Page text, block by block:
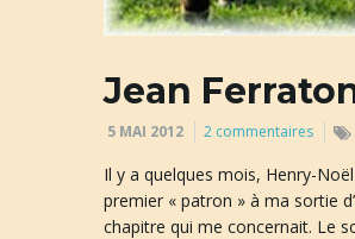
Jean
5 MAI 2012 2 commentaires
Il y a quelques mois, Henry-
premier « patron » à ma sortie
chapitre qui me concernait. Le